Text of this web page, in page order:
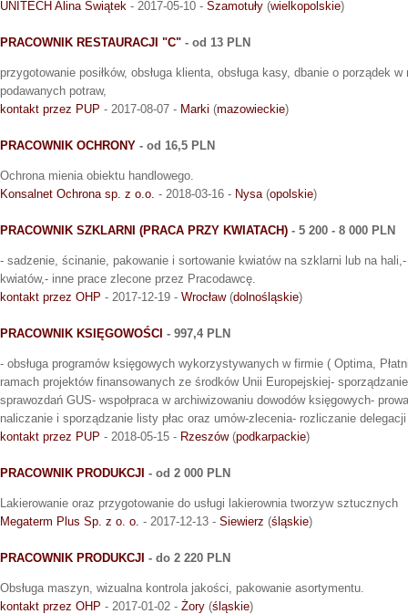
UNITECH Alina Świątek - 2017-05-10 - Szamotuły (wielkopolskie)
PRACOWNIK RESTAURACJI "C" - od 13 PLN
przygotowanie posiłków, obsługa klienta, obsługa kasy, dbanie o porządek
podawanych potraw,
kontakt przez PUP - 2017-08-07 - Marki (mazowieckie)
PRACOWNIK OCHRONY - od 16,5 PLN
Ochrona mienia obiektu handlowego.
Konsalnet Ochrona sp. z o.o. - 2018-03-16 - Nysa (opolskie)
PRACOWNIK SZKLARNI (PRACA PRZY KWIATACH) - 5 200 - 8 000 PLN
- sadzenie, ścinanie, pakowanie i sortowanie kwiatów na szklarni lub na
kwiatów,- inne prace zlecone przez Pracodawcę.
kontakt przez OHP - 2017-12-19 - Wrocław(dolnośląskie)
PRACOWNIK KSIĘGOWOŚCI - 997,4 PLN
- obsługa programów księgowych wykorzystywanych w firmie ( Optima,
ramach projektów finansowanych ze środków Unii Europejskiej-
sprawozdań GUS- wspołpraca w archiwizowaniu dowodów księgowych-
naliczanie i sporządzanie listy płac oraz umów-zlecenia- rozliczanie
kontakt przez PUP - 2018-05-15 - Rzeszów(podkarpackie)
PRACOWNIK PRODUKCJI - od 2 000 PLN
Lakierowanie oraz przygotowanie do usługi lakierownia tworzyw sztucznych
Megaterm Plus Sp. z o. o. - 2017-12-13 - Siewierz (śląskie)
PRACOWNIK PRODUKCJI - do 2 220 PLN
Obsługa maszyn, wizualna kontrola jakości, pakowanie asortymentu.
kontakt przez OHP - 2017-01-02 - Żory (śląskie)